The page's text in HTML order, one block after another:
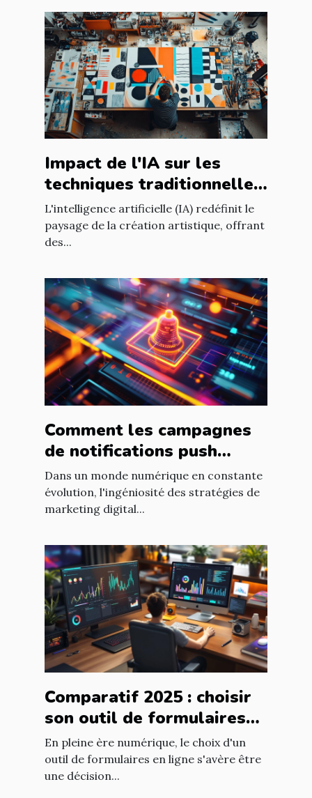
Impact de l'IA sur les
techniques traditionnelles
de création artistique
L'intelligence artificielle (IA) redéfinit le
paysage de la création artistique, offrant
des...
Comment les campagnes
de notifications push
peuvent dynamiser le
référencement
Dans un monde numérique en constante
évolution, l'ingéniosité des stratégies de
marketing digital...
Comparatif 2025 : choisir
son outil de formulaires
en ligne selon ses besoins
En pleine ère numérique, le choix d'un
outil de formulaires en ligne s'avère être
une décision...